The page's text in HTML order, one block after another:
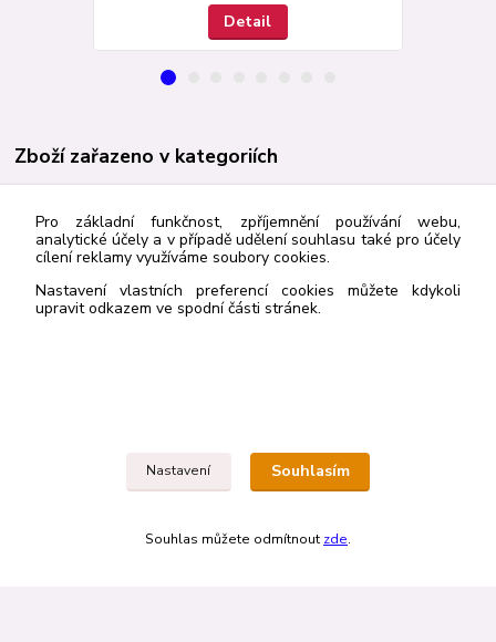
Detail
Zboží zařazeno v kategoriích
Beletrie
Pro základní funkčnost, zpříjemnění používání webu,
analytické účely a v případě udělení souhlasu také pro účely
cílení reklamy využíváme soubory cookies.
Nastavení vlastních preferencí cookies můžete kdykoli
upravit odkazem ve spodní části stránek.
Nastavení Souhlasím
Souhlas můžete odmítnout zde.